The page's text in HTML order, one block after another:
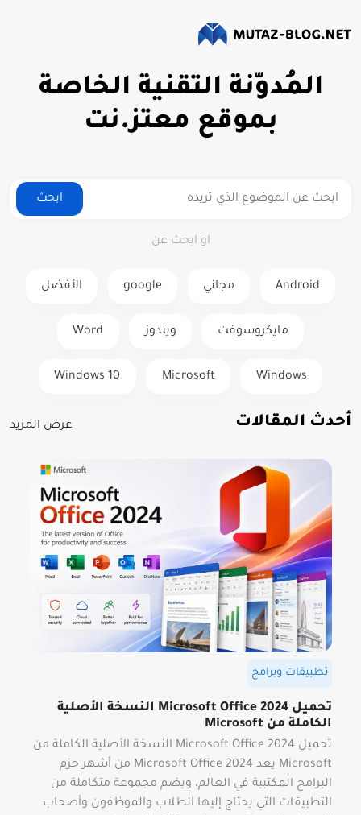
المُدوّنة التقنية الخاصة
بموقع معتز.نت
ابحث
او ابحث عن
Android مجاني google الأفضل
مايكروسوفت ويندوز Word
Windows
Microsoft
Windows 10
أحدث المقالات عرض المزيد
تطبيقات وبرامج
تحميل Microsoft Office 2024 النسخة الأصلية
الكاملة من Microsoft
تحميل Microsoft Office 2024 النسخة الأصلية الكاملة من
Microsoft يعد Microsoft Office 2024 من أشهر حزم
البرامج المكتبية في العالم، ويضم مجموعة متكاملة من
التطبيقات التي يحتاج إليها الطلاب والموظفون وأصحاب